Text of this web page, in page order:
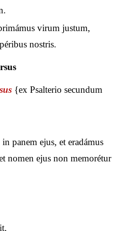
virum justum,
nostris.
{ex Psalterio secundum
panem ejus, et eradámus
nomen ejus non memorétur